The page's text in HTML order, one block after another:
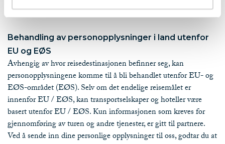
når som helst.
Behandling av personopplysninger i land utenfor
EU og EØS
Avhengig av hvor reisedestinasjonen befinner seg, kan
personopplysningene komme til å bli behandlet utenfor EU- og
EØS-området (EØS). Selv om det endelige reisemålet er
innenfor EU / EØS, kan transportselskaper og hoteller være
basert utenfor EU / EØS. Kun informasjonen som kreves for
gjennomføring av turen og andre tjenester, er gitt til partnere.
Ved å sende inn dine personlige opplysninger til oss, godtar du at